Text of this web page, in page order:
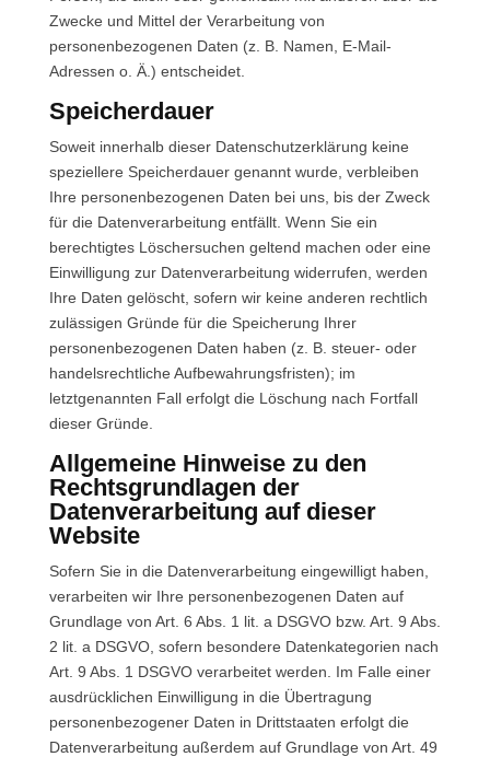
Zwecke und Mittel der Verarbeitung von
personenbezogenen Daten (z. B. Namen, E-Mail-
Adressen o. Ä.) entscheidet.
Speicherdauer
Soweit innerhalb dieser Datenschutzerklärung keine
speziellere Speicherdauer genannt wurde, verbleiben
Ihre personenbezogenen Daten bei uns, bis der Zweck
für die Datenverarbeitung entfällt. Wenn Sie ein
berechtigtes Löschersuchen geltend machen oder eine
Einwilligung zur Datenverarbeitung widerrufen, werden
Ihre Daten gelöscht, sofern wir keine anderen rechtlich
zulässigen Gründe für die Speicherung Ihrer
personenbezogenen Daten haben (z. B. steuer- oder
handelsrechtliche Aufbewahrungsfristen); im
letztgenannten Fall erfolgt die Löschung nach Fortfall
dieser Gründe.
Allgemeine Hinweise zu den
Rechtsgrundlagen der
Datenverarbeitung auf dieser
Website
Sofern Sie in die Datenverarbeitung eingewilligt haben,
verarbeiten wir Ihre personenbezogenen Daten auf
Grundlage von Art. 6 Abs. 1 lit. a DSGVO bzw. Art. 9 Abs.
2 lit. a DSGVO, sofern besondere Datenkategorien nach
Art. 9 Abs. 1 DSGVO verarbeitet werden. Im Falle einer
ausdrücklichen Einwilligung in die Übertragung
personenbezogener Daten in Drittstaaten erfolgt die
Datenverarbeitung außerdem auf Grundlage von Art. 49